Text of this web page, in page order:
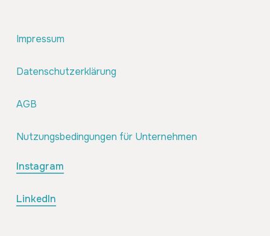
Impressum
Datenschutzerklärung
AGB
Nutzungsbedingungen für Unternehmen
Instagram
LinkedIn